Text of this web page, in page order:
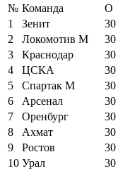
№ Команда О
1
Зенит 30
2
Локомотив М 30
3
Краснодар 30
4
ЦСКА 30
5
Спартак М 30
6
Арсенал 30
7
Оренбург 30
8
Ахмат 30
9
Ростов 30
10 Урал 30